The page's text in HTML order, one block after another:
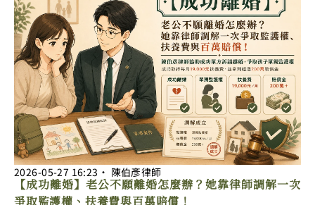
2026-05-27 16:23 ‧ 陳伯彥律師
【成功離婚】老公不願離婚怎麼辦？她靠律師調解一次
爭取監護權、扶養費與百萬賠償！